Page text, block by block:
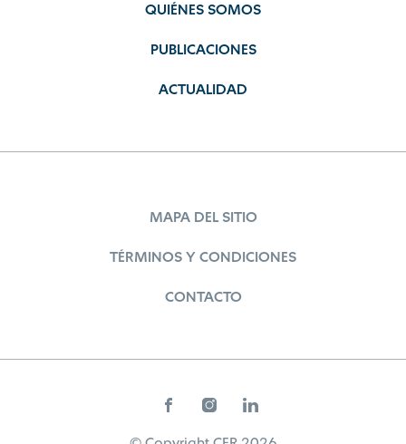
QUIÉNES SOMOS
PUBLICACIONES
ACTUALIDAD
MAPA DEL SITIO
TÉRMINOS Y CONDICIONES
CONTACTO